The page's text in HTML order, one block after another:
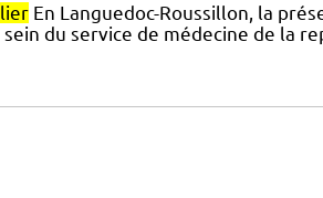
En Languedoc-Roussillon, la
sein du service de médecine de la